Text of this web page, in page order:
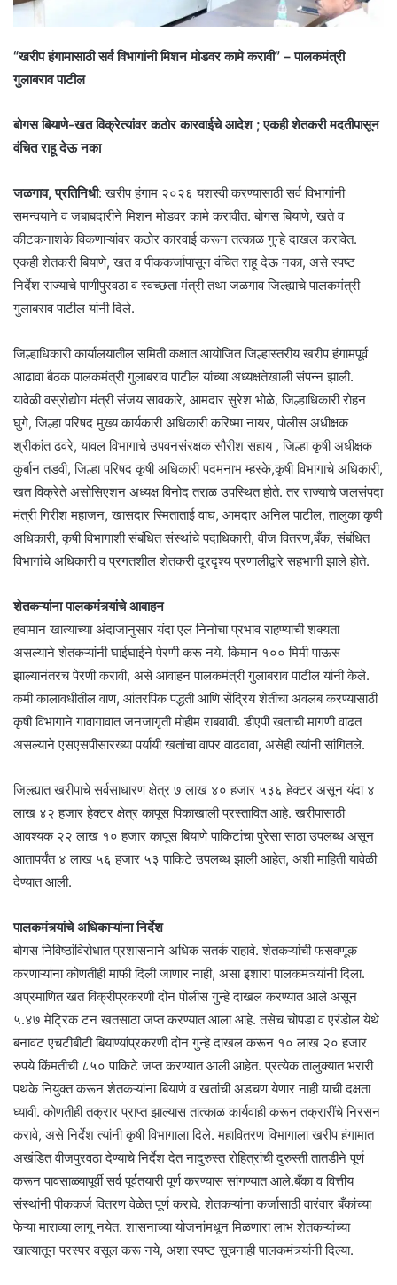
“खरीप हंगामासाठी सर्व विभागांनी मिशन मोडवर कामे करावी” – पालकमंत्री
गुलाबराव पाटील
बोगस बियाणे-खत विक्रेत्यांवर कठोर कारवाईचे आदेश ; एकही शेतकरी मदतीपासून
वंचित राहू देऊ नका
जळगाव, प्रतिनिधी: खरीप हंगाम २०२६ यशस्वी करण्यासाठी सर्व विभागांनी
समन्वयाने व जबाबदारीने मिशन मोडवर कामे करावीत. बोगस बियाणे, खते व
कीटकनाशके विकणाऱ्यांवर कठोर कारवाई करून तत्काळ गुन्हे दाखल करावेत.
एकही शेतकरी बियाणे, खत व पीककर्जापासून वंचित राहू देऊ नका, असे स्पष्ट
निर्देश राज्याचे पाणीपुरवठा व स्वच्छता मंत्री तथा जळगाव जिल्ह्याचे पालकमंत्री
गुलाबराव पाटील यांनी दिले.
जिल्हाधिकारी कार्यालयातील समिती कक्षात आयोजित जिल्हास्तरीय खरीप हंगामपूर्व
आढावा बैठक पालकमंत्री गुलाबराव पाटील यांच्या अध्यक्षतेखाली संपन्न झाली.
यावेळी वस्रोद्योग मंत्री संजय सावकारे, आमदार सुरेश भोळे, जिल्हाधिकारी रोहन
घुगे, जिल्हा परिषद मुख्य कार्यकारी अधिकारी करिष्मा नायर, पोलीस अधीक्षक
श्रीकांत ढवरे, यावल विभागाचे उपवनसंरक्षक सौरीश सहाय , जिल्हा कृषी अधीक्षक
कुर्बान तडवी, जिल्हा परिषद कृषी अधिकारी पदमनाभ म्हस्के,कृषी विभागाचे अधिकारी,
खत विक्रेते असोसिएशन अध्यक्ष विनोद तराळ उपस्थित होते. तर राज्याचे जलसंपदा
मंत्री गिरीश महाजन, खासदार स्मिताताई वाघ, आमदार अनिल पाटील, तालुका कृषी
अधिकारी, कृषी विभागाशी संबंधित संस्थांचे पदाधिकारी, वीज वितरण,बँक, संबंधित
विभागांचे अधिकारी व प्रगतशील शेतकरी दूरदृश्य प्रणालीद्वारे सहभागी झाले होते.
शेतकऱ्यांना पालकमंत्र्यांचे आवाहन
हवामान खात्याच्या अंदाजानुसार यंदा एल निनोचा प्रभाव राहण्याची शक्यता
असल्याने शेतकऱ्यांनी घाईघाईने पेरणी करू नये. किमान १०० मिमी पाऊस
झाल्यानंतरच पेरणी करावी, असे आवाहन पालकमंत्री गुलाबराव पाटील यांनी केले.
कमी कालावधीतील वाण, आंतरपिक पद्धती आणि सेंद्रिय शेतीचा अवलंब करण्यासाठी
कृषी विभागाने गावागावात जनजागृती मोहीम राबवावी. डीएपी खताची मागणी वाढत
असल्याने एसएसपीसारख्या पर्यायी खतांचा वापर वाढवावा, असेही त्यांनी सांगितले.
जिल्ह्यात खरीपाचे सर्वसाधारण क्षेत्र ७ लाख ४० हजार ५३६ हेक्टर असून यंदा ४
लाख ४२ हजार हेक्टर क्षेत्र कापूस पिकाखाली प्रस्तावित आहे. खरीपासाठी
आवश्यक २२ लाख १० हजार कापूस बियाणे पाकिटांचा पुरेसा साठा उपलब्ध असून
आतापर्यंत ४ लाख ५६ हजार ५३ पाकिटे उपलब्ध झाली आहेत, अशी माहिती यावेळी
देण्यात आली.
पालकमंत्र्यांचे अधिकाऱ्यांना निर्देश
बोगस निविष्ठांविरोधात प्रशासनाने अधिक सतर्क राहावे. शेतकऱ्यांची फसवणूक
करणाऱ्यांना कोणतीही माफी दिली जाणार नाही, असा इशारा पालकमंत्र्यांनी दिला.
अप्रमाणित खत विक्रीप्रकरणी दोन पोलीस गुन्हे दाखल करण्यात आले असून
५.४७ मेट्रिक टन खतसाठा जप्त करण्यात आला आहे. तसेच चोपडा व एरंडोल येथे
बनावट एचटीबीटी बियाण्यांप्रकरणी दोन गुन्हे दाखल करून १० लाख २० हजार
रुपये किंमतीची ८५० पाकिटे जप्त करण्यात आली आहेत. प्रत्येक तालुक्यात भरारी
पथके नियुक्त करून शेतकऱ्यांना बियाणे व खतांची अडचण येणार नाही याची दक्षता
घ्यावी. कोणतीही तक्रार प्राप्त झाल्यास तात्काळ कार्यवाही करून तक्रारींचे निरसन
करावे, असे निर्देश त्यांनी कृषी विभागाला दिले. महावितरण विभागाला खरीप हंगामात
अखंडित वीजपुरवठा देण्याचे निर्देश देत नादुरुस्त रोहित्रांची दुरुस्ती तातडीने पूर्ण
करून पावसाळ्यापूर्वी सर्व पूर्वतयारी पूर्ण करण्यास सांगण्यात आले.बँका व वित्तीय
संस्थांनी पीककर्ज वितरण वेळेत पूर्ण करावे. शेतकऱ्यांना कर्जासाठी वारंवार बँकांच्या
फेऱ्या माराव्या लागू नयेत. शासनाच्या योजनांमधून मिळणारा लाभ शेतकऱ्यांच्या
खात्यातून परस्पर वसूल करू नये, अशा स्पष्ट सूचनाही पालकमंत्र्यांनी दिल्या.